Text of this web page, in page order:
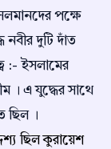
পক্ষে
দুটি দাঁত
:- ইসলামের
। এ যুদ্ধের সাথে
ছিল ।
ছিল কুরায়েশ